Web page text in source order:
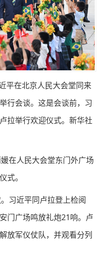
平在北京人民大会堂同来
行会谈。这是会谈前，习
拉举行欢迎仪式。新华社
在人民大会堂东门外广场
式。
习近平同卢拉登上检阅
门广场鸣放礼炮21响。卢
放军仪仗队，并观看分列